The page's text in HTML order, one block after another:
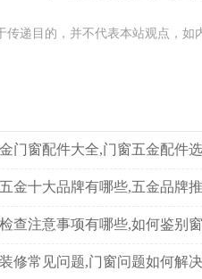
递目的，并不代表本站观点，如
门窗配件大全,门窗五金配件
金十大品牌有哪些,五金品牌
查注意事项有哪些,如何鉴别
修常见问题,门窗问题如何解决